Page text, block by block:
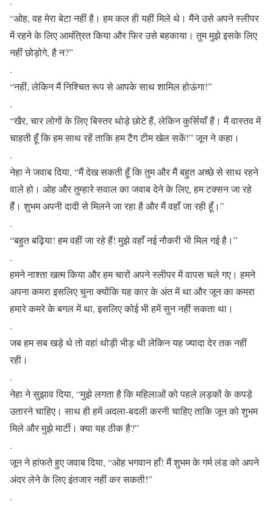
“ओह, वह मेरा बेटा नहीं है। हम कल ही यहीं मिले थे। मैंने उसे अपने स्लीपर
में रहने के लिए आमंत्रित किया और फिर उसे बहकाया। तुम मुझे इसके लिए
नहीं छोड़ोगे, है न?”
.
“नहीं, लेकिन मैं निश्चित रूप से आपके साथ शामिल होऊंगा!”
.
“खैर, चार लोगों के लिए बिस्तर थोड़े छोटे हैं, लेकिन कुर्सियाँ हैं। मैं वास्तव में
चाहती हूँ कि हम साथ रहें ताकि हम टैग टीम खेल सकें!” जून ने कहा।
.
नेहा ने जवाब दिया, “मैं देख सकती हूँ कि तुम और मैं बहुत अच्छे से साथ रहने
वाले हो। ओह और तुम्हारे सवाल का जवाब देने के लिए, हम टक्सन जा रहे
हैं। शुभम अपनी दादी से मिलने जा रहा है और मैं वहाँ जा रही हूँ।”
.
“बहुत बढ़िया! हम वहीं जा रहे हैं! मुझे वहाँ नई नौकरी भी मिल गई है।”
.
हमने नाश्ता खत्म किया और हम चारों अपने स्लीपर में वापस चले गए। हमने
अपना कमरा इसलिए चुना क्योंकि यह कार के अंत में था और जून का कमरा
हमारे कमरे के बगल में था, इसलिए कोई भी हमें सुन नहीं सकता था।
.
जब हम सब खड़े थे तो वहां थोड़ी भीड़ थी लेकिन यह ज्यादा देर तक नहीं
रही।
.
नेहा ने सुझाव दिया, “मुझे लगता है कि महिलाओं को पहले लड़कों के कपड़े
उतारने चाहिए। साथ ही हमें अदला-बदली करनी चाहिए ताकि जून को शुभम
मिले और मुझे मार्टी। क्या यह ठीक है?”
.
जून ने हांफते हुए जवाब दिया, “ओह भगवान हाँ! मैं शुभम के गर्म लंड को अपने
अंदर लेने के लिए इंतजार नहीं कर सकती!”
.